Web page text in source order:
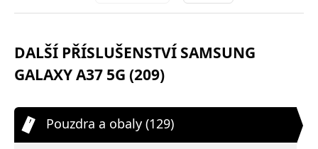
DALŠÍ PŘÍSLUŠENSTVÍ SAMSUNG
GALAXY A37 5G (209)
Pouzdra a obaly (129)